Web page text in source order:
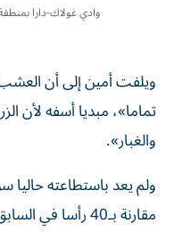
وادي غولاك-دارا
ويلفت أمين إلى أن
تماما»، مبديا أسفه لأن
والغبار».
مقارنة بـ40 رأسا في السابق.